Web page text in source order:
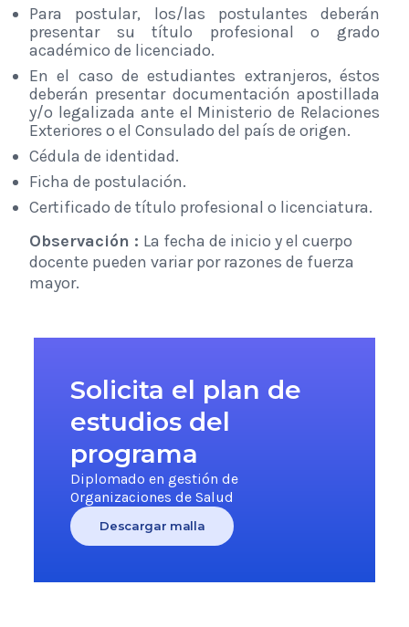
Para postular, los/las postulantes deberán
presentar su título profesional o grado
académico de licenciado.
En el caso de estudiantes extranjeros, éstos
deberán presentar documentación apostillada
y/o legalizada ante el Ministerio de Relaciones
Exteriores o el Consulado del país de origen.
Cédula de identidad.
Ficha de postulación.
Certificado de título profesional o licenciatura.
Observación : La fecha de inicio y el cuerpo
docente pueden variar por razones de fuerza
mayor.
Solicita el plan de
estudios del
programa
Diplomado en gestión de
Organizaciones de Salud
Descargar malla